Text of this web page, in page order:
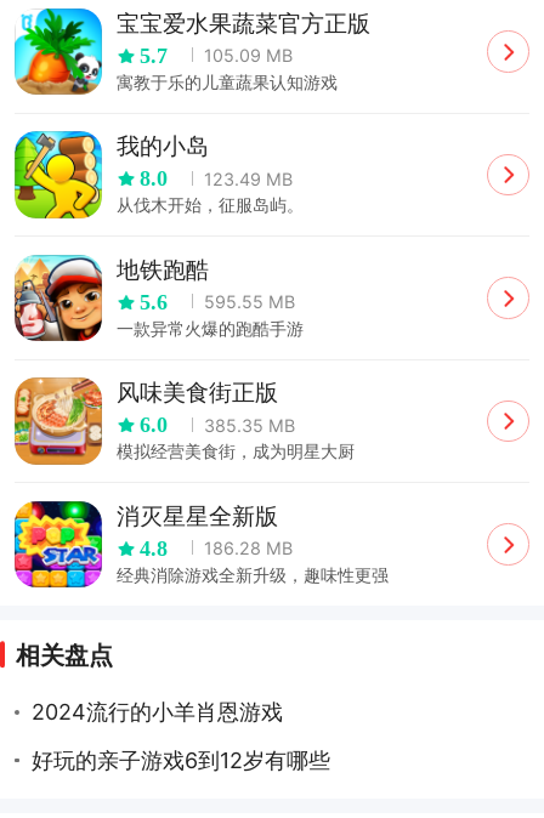
宝宝爱水果蔬菜官方正版
5.7
105.09 MB
寓教于乐的儿童蔬果认知游戏
我的小岛
8.0
123.49 MB
从伐木开始，征服岛屿。
地铁跑酷
5.6
595.55 MB
一款异常火爆的跑酷手游
风味美食街正版
6.0
385.35 MB
模拟经营美食街，成为明星大厨
消灭星星全新版
4.8
186.28 MB
经典消除游戏全新升级，趣味性更强
相关盘点
2024流行的小羊肖恩游戏
好玩的亲子游戏6到12岁有哪些